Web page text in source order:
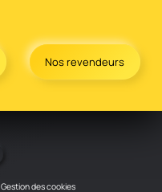
Nos revendeurs
Gestion des cookies